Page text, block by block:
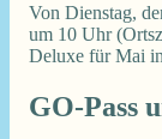
Von Dienstag,
um 10 Uhr
Deluxe für Mai
GO-Pass